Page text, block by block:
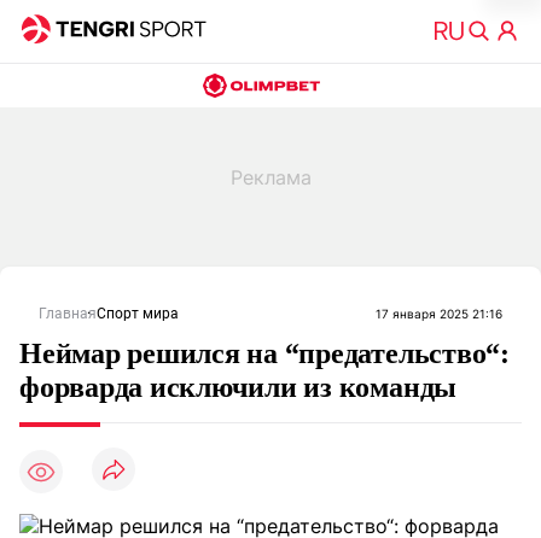
ГлавнаяСпорт мира 17 января 2025 21:16
Неймар решился на “предательство“:
форварда исключили из команды